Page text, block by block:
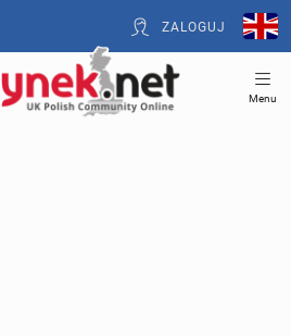
ZALOGUJ
Menu